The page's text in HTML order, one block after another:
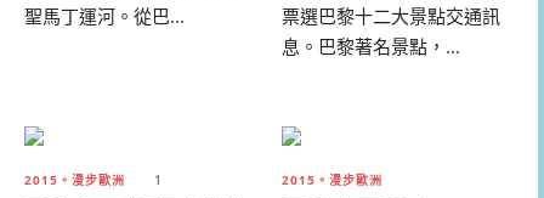
聖馬丁運河。從巴...
票選巴黎十二大景點交通訊
息。巴黎著名景點，...
2015。漫步歐洲 1 2015。漫步歐洲